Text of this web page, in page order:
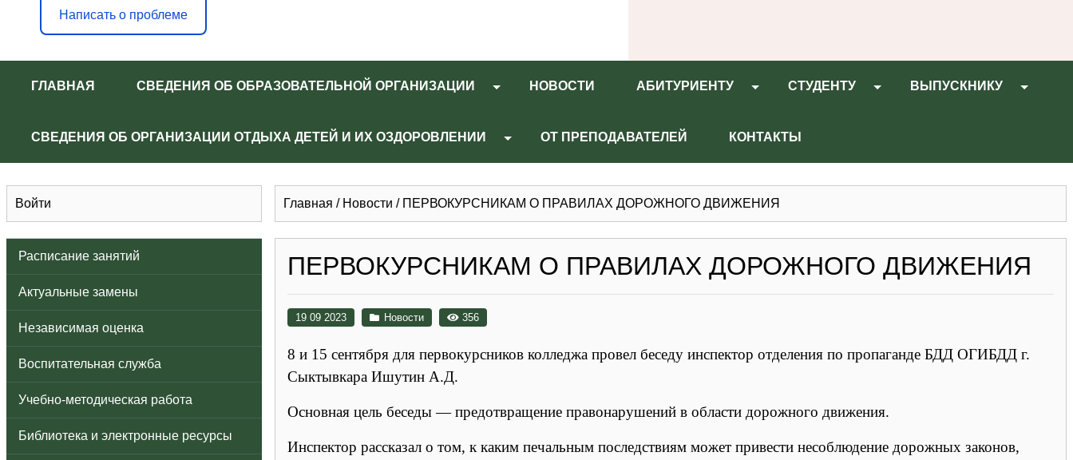
Написать о проблеме
ГЛАВНАЯ СВЕДЕНИЯ ОБ ОБРАЗОВАТЕЛЬНОЙ ОРГАНИЗАЦИИ НОВОСТИ АБИТУРИЕНТУ СТУДЕНТУ ВЫПУСКНИКУ
СВЕДЕНИЯ ОБ ОРГАНИЗАЦИИ ОТДЫХА ДЕТЕЙ И ИХ ОЗДОРОВЛЕНИИ ОТ ПРЕПОДАВАТЕЛЕЙ КОНТАКТЫ
Войти
Расписание занятий
Актуальные замены
Независимая оценка
Воспитательная служба
Учебно-методическая работа
Библиотека и электронные ресурсы
Главная / Новости / ПЕРВОКУРСНИКАМ О ПРАВИЛАХ ДОРОЖНОГО ДВИЖЕНИЯ
ПЕРВОКУРСНИКАМ О ПРАВИЛАХ ДОРОЖНОГО ДВИЖЕНИЯ
19 09 2023 Новости 356
8 и 15 сентября для первокурсников колледжа провел беседу инспектор отделения по пропаганде БДД ОГИБДД г.
Сыктывкара Ишутин А.Д.
Основная цель беседы — предотвращение правонарушений в области дорожного движения.
Инспектор рассказал о том, к каким печальным последствиям может привести несоблюдение дорожных законов,